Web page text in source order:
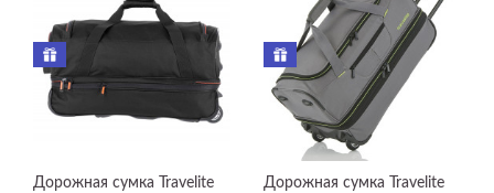
Дорожная сумка Travelite
Дорожная сумка Travelite